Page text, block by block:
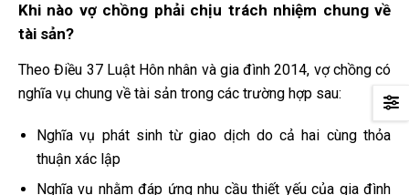
Khi nào vợ chồng phải chịu trách nhiệm chung về
tài sản?
Theo Điều 37 Luật Hôn nhân và gia đình 2014, vợ chồng có
nghĩa vụ chung về tài sản trong các trường hợp sau:
Nghĩa vụ phát sinh từ giao dịch do cả hai cùng thỏa
thuận xác lập
Nghĩa vụ nhằm đáp ứng nhu cầu thiết yếu của gia đình